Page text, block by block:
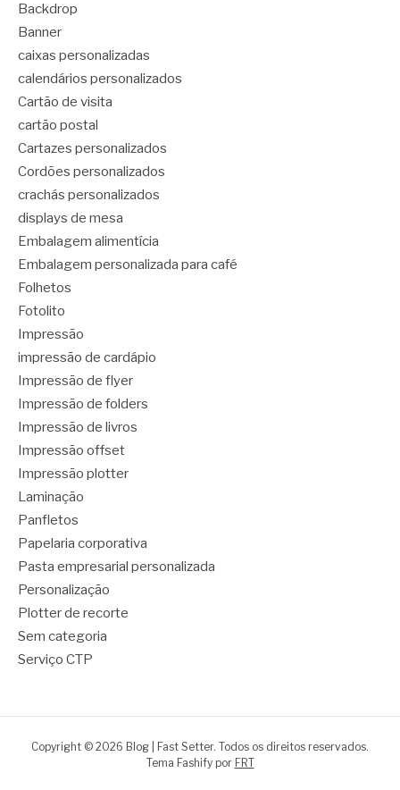
Backdrop
Banner
caixas personalizadas
calendários personalizados
Cartão de visita
cartão postal
Cartazes personalizados
Cordões personalizados
crachás personalizados
displays de mesa
Embalagem alimentícia
Embalagem personalizada para café
Folhetos
Fotolito
Impressão
impressão de cardápio
Impressão de flyer
Impressão de folders
Impressão de livros
Impressão offset
Impressão plotter
Laminação
Panfletos
Papelaria corporativa
Pasta empresarial personalizada
Personalização
Plotter de recorte
Sem categoria
Serviço CTP
Copyright © 2026 Blog | Fast Setter. Todos os direitos reservados.
Tema Fashify por FRT